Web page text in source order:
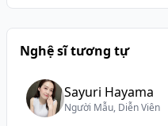
Nghệ sĩ tương tự
Sayuri Hayama
Người Mẫu, Diễn Viên